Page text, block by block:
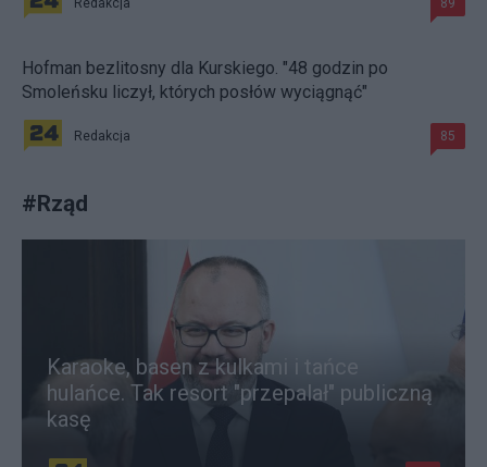
Hofman bezlitosny dla Kurskiego. "48 godzin po
Smoleńsku liczył, których posłów wyciągnąć"
Redakcja 85
#Rząd
Karaoke, basen z kulkami i tańce
hulańce. Tak resort "przepalał" publiczną
kasę